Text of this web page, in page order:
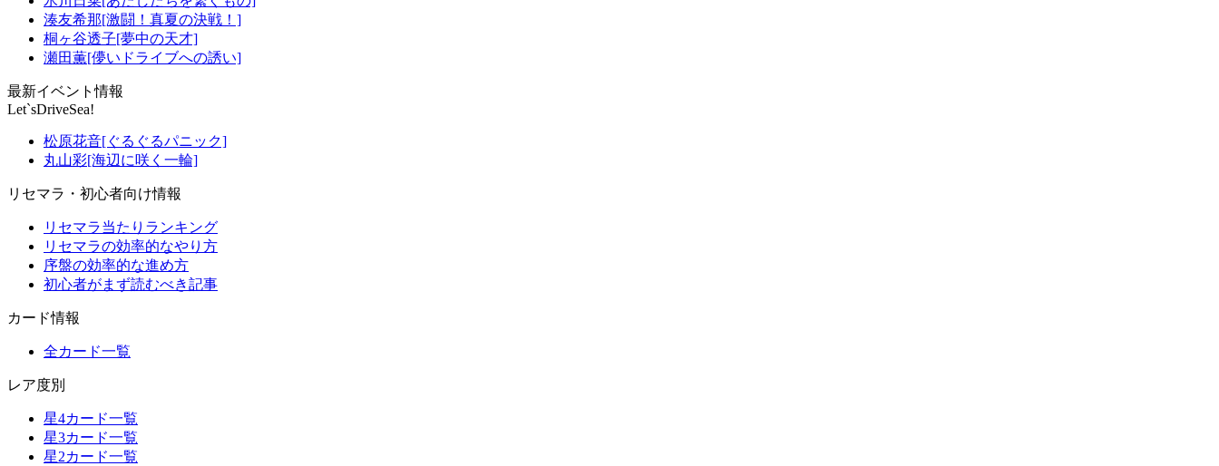
湊友希那[激闘！真夏の決戦！]
桐ヶ谷透子[夢中の天才]
瀬田薫[儚いドライブへの誘い]
最新イベント情報
Let`sDriveSea!
松原花音[ぐるぐるパニック]
丸山彩[海辺に咲く一輪]
リセマラ・初心者向け情報
リセマラ当たりランキング
リセマラの効率的なやり方
序盤の効率的な進め方
初心者がまず読むべき記事
カード情報
全カード一覧
レア度別
星4カード一覧
星3カード一覧
星2カード一覧